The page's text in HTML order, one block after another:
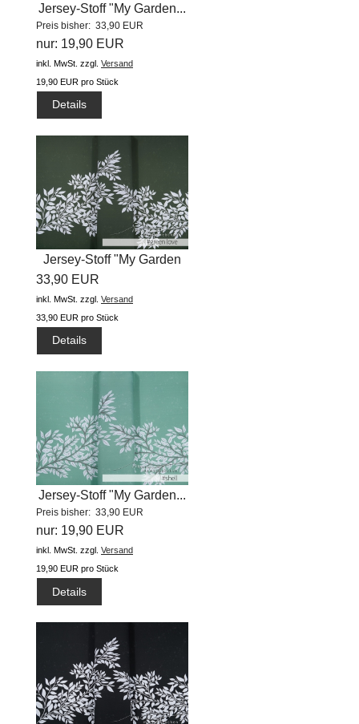
Jersey-Stoff "My Garden...
Preis bisher: 33,90 EUR
nur: 19,90 EUR
inkl. MwSt. zzgl. Versand
19,90 EUR pro Stück
Details
Jersey-Stoff "My Garden
#green...
33,90 EUR
inkl. MwSt. zzgl. Versand
33,90 EUR pro Stück
Details
Jersey-Stoff "My Garden...
Preis bisher: 33,90 EUR
nur: 19,90 EUR
inkl. MwSt. zzgl. Versand
19,90 EUR pro Stück
Details